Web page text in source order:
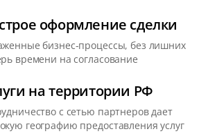
оформление сделки
бизнес-процессы, без лишних
времени на согласование
на территории РФ
с сетью партнеров дает
географию предоставления услуг